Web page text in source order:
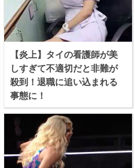
【炎上】タイの看護師が美
しすぎて不適切だと非難が
殺到！退職に追い込まれる
事態に！